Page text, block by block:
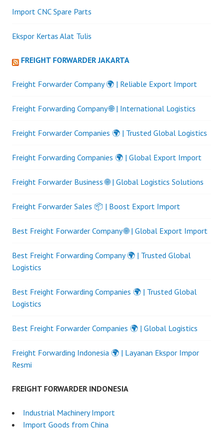
Import CNC Spare Parts
Ekspor Kertas Alat Tulis
FREIGHT FORWARDER JAKARTA
Freight Forwarder Company 🌍 | Reliable Export Import
Freight Forwarding Company 🌐 | International Logistics
Freight Forwarder Companies 🌍 | Trusted Global Logistics
Freight Forwarding Companies 🌍 | Global Export Import
Freight Forwarder Business 🌐 | Global Logistics Solutions
Freight Forwarder Sales 📦 | Boost Export Import
Best Freight Forwarder Company 🌐 | Global Export Import
Best Freight Forwarding Company 🌍 | Trusted Global
Logistics
Best Freight Forwarding Companies 🌍 | Trusted Global
Logistics
Best Freight Forwarder Companies 🌍 | Global Logistics
Freight Forwarding Indonesia 🌍 | Layanan Ekspor Impor
Resmi
FREIGHT FORWARDER INDONESIA
Industrial Machinery Import
Import Goods from China